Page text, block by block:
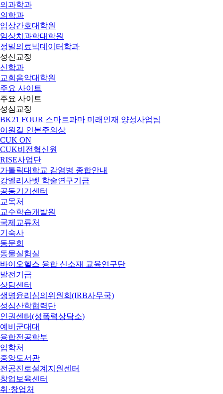
의과학과
의학과
임상간호대학원
임상치과학대학원
정밀의료빅데이터학과
성신교정
신학과
교회음악대학원
주요 사이트
주요 사이트
성심교정
BK21 FOUR 스마트파마 미래인재 양성사업팀
이원길 인본주의상
CUK ON
CUK비전혁신원
RISE사업단
가톨릭대학교 감염병 종합안내
강엘리사벳 학술연구기금
공동기기센터
교목처
교수학습개발원
국제교류처
기숙사
동문회
동물실험실
바이오헬스 융합 신소재 교육연구단
발전기금
상담센터
생명윤리심의위원회(IRB사무국)
성심산학협력단
인권센터(성폭력상담소)
예비군대대
융합전공학부
입학처
중앙도서관
전공진로설계지원센터
창업보육센터
취·창업처